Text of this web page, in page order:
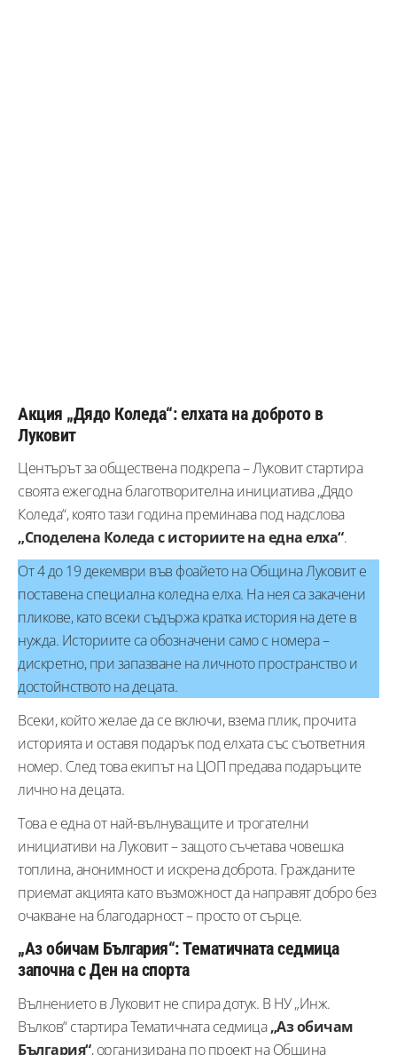
Акция „Дядо Коледа“: елхата на доброто в
Луковит
Центърът за обществена подкрепа – Луковит стартира
своята ежегодна благотворителна инициатива „Дядо
Коледа“, която тази година преминава под надслова
„Споделена Коледа с историите на една елха“.
От 4 до 19 декември във фоайето на Община Луковит е
поставена специална коледна елха. На нея са закачени
пликове, като всеки съдържа кратка история на дете в
нужда. Историите са обозначени само с номера –
дискретно, при запазване на личното пространство и
достойнството на децата.
Всеки, който желае да се включи, взема плик, прочита
историята и оставя подарък под елхата със съответния
номер. След това екипът на ЦОП предава подаръците
лично на децата.
Това е една от най-вълнуващите и трогателни
инициативи на Луковит – защото съчетава човешка
топлина, анонимност и искрена доброта. Гражданите
приемат акцията като възможност да направят добро без
очакване на благодарност – просто от сърце.
„Аз обичам България“: Тематичната седмица
започна с Ден на спорта
Вълнението в Луковит не спира дотук. В НУ „Инж.
Вълков“ стартира Тематичната седмица„Аз обичам
България“, организирана по проект на Община